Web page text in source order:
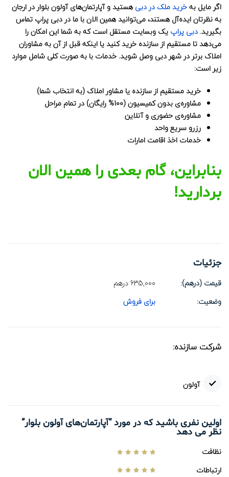
اگر مایل بهخرید ملک در دبی هستید و آپارتمان‌های آولون بلوار در ارجان
به نظرتان ایده‌آل هستند، می‌توانید همین الان با ما در دبی پراپ تماس
بگیرید. دبی پراپ یک وبسایت مستقل است که به شما این امکان را
می‌دهد تا مستقیم از سازنده خرید کنید یا اینکه قبل از آن به مشاوران
املاک برتر در شهر دبی وصل شوید. خدمات با به صورت کلی شامل موارد
زیر است:
خرید مستقیم از سازنده یا مشاور املاک (به انتخاب شما)
مشاوره‌ی بدون کمیسیون (100% رایگان) در تمام مراحل
مشاوره‌ی حضوری و آنلاین
رزرو سریع واحد
خدمات اخذ اقامت امارات
بنابراین، گام بعدی را همین الان
بردارید!
جزئیات
قیمت (درهم):
635,000درهم
وضعیت:
برای فروش
آولون
اولین نفری باشید که در مورد “آپارتمان‌های آولون بلوار”
نظر می دهد
نظافت
ارتباطات